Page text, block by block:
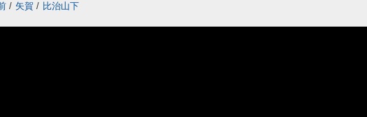
/ 矢賀 / 比治山下